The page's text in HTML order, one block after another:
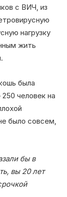
с ВИЧ, из
нагрузку
жить
была
человек на
было совсем,
бы в
вы 20 лет